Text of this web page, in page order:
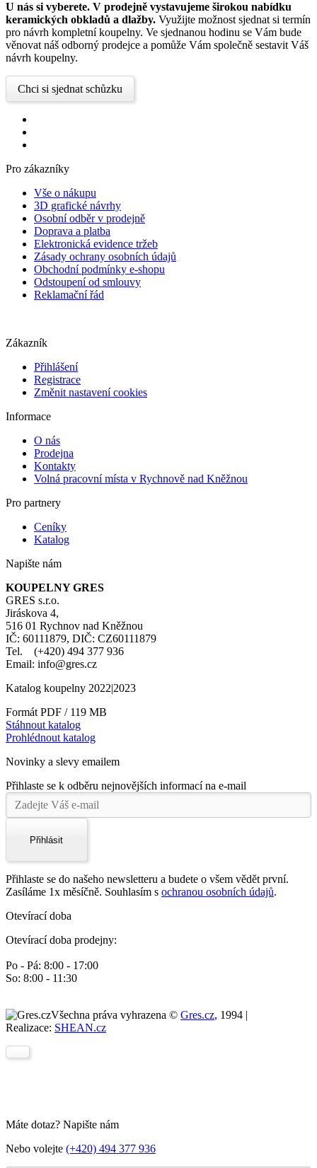
U nás si vyberete. V prodejně vystavujeme širokou nabídku
keramických obkladů a dlažby. Využijte možnost sjednat si termín
pro návrh kompletní koupelny. Ve sjednanou hodinu se Vám bude
věnovat náš odborný prodejce a pomůže Vám společně sestavit Váš
návrh koupelny.
Chci si sjednat schůzku
Pro zákazníky
Vše o nákupu
3D grafické návrhy
Osobní odběr v prodejně
Doprava a platba
Elektronická evidence tržeb
Zásady ochrany osobních údajů
Obchodní podmínky e-shopu
Odstoupení od smlouvy
Reklamační řád
Zákazník
Přihlášení
Registrace
Změnit nastavení cookies
Informace
O nás
Prodejna
Kontakty
Volná pracovní místa v Rychnově nad Kněžnou
Pro partnery
Ceníky
Katalog
Napište nám
KOUPELNY GRES
GRES s.r.o.
Jiráskova 4,
516 01 Rychnov nad Kněžnou
IČ: 60111879, DIČ: CZ60111879
Tel. (+420) 494 377 936
Email: info@gres.cz
Katalog koupelny 2022|2023
Formát PDF / 119 MB
Stáhnout katalog
Prohlédnout katalog
Novinky a slevy emailem
Přihlaste se k odběru nejnovějších informací na e-mail
Přihlásit
Přihlaste se do našeho newsletteru a budete o všem vědět první.
Zasíláme 1x měsíčně. Souhlasím s ochranou osobních údajů.
Otevírací doba
Otevírací doba prodejny:
Po - Pá: 8:00 - 17:00
So: 8:00 - 11:30
Všechna práva vyhrazena © Gres.cz, 1994 |
Realizace: SHEAN.cz
Máte dotaz? Napište nám
Nebo volejte (+420) 494 377 936